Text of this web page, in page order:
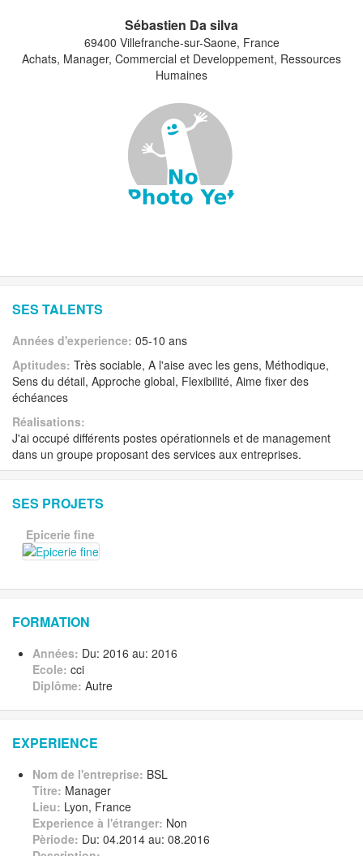
Sébastien Da silva
69400 Villefranche-sur-Saone, France
Achats, Manager, Commercial et Developpement, Ressources
Humaines
SES TALENTS
Années d'experience: 05-10 ans
Aptitudes: Très sociable, A l'aise avec les gens, Méthodique,
Sens du détail, Approche global, Flexibilité, Aime fixer des
échéances
Réalisations:
J'ai occupé différents postes opérationnels et de management
dans un groupe proposant des services aux entreprises.
SES PROJETS
Epicerie fine
FORMATION
Années: Du: 2016 au: 2016
Ecole: cci
Diplôme: Autre
EXPERIENCE
Nom de l'entreprise: BSL
Titre: Manager
Lieu: Lyon, France
Experience à l'étranger: Non
Pèriode: Du: 04.2014 au: 08.2016